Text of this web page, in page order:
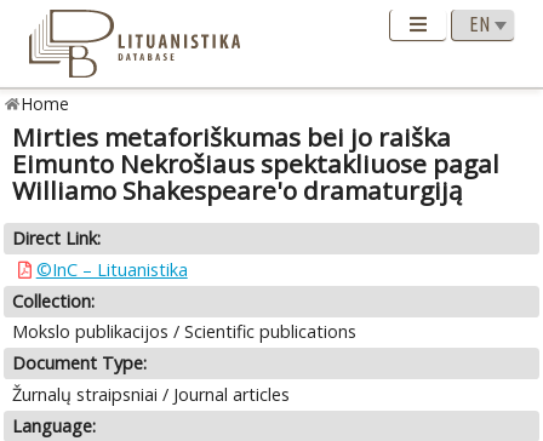
Home
Mirties metaforiškumas bei jo raiška
Eimunto Nekrošiaus spektakliuose pagal
Williamo Shakespeare'o dramaturgiją
Direct Link:
©InC – Lituanistika
Collection:
Mokslo publikacijos / Scientific publications
Document Type:
Žurnalų straipsniai / Journal articles
Language: